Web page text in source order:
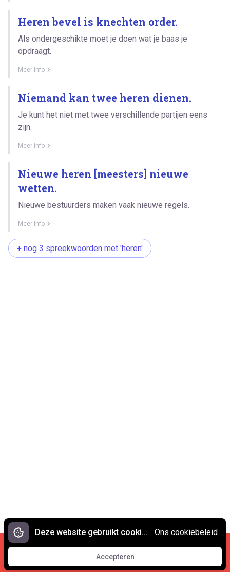
Heren bevel is knechten order.
Als ondergeschikte moet je doen wat je baas je
opdraagt.
Meer info
Niemand kan twee heren dienen.
Je kunt het niet met twee verschillende partijen eens
zijn.
Meer info
Nieuwe heren [meesters] nieuwe
wetten.
Nieuwe bestuurders maken vaak nieuwe regels.
Meer info
+ nog 3 spreekwoorden met 'heren'
Cookies en privacy •
Contact
© 2007 - 2026 Spreekwoorden.nl
Deze website gebruikt cookies.
Accepteren
Accepteren
Ons cookiebeleid